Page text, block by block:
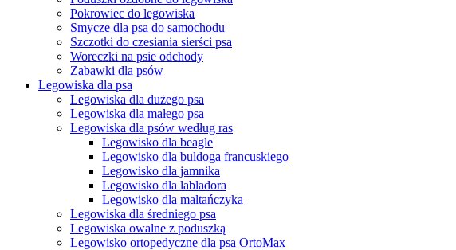
Pokrowiec do legowiska
Smycze dla psa do samochodu
Szczotki do czesiania sierści psa
Woreczki na psie odchody
Zabawki dla psów
Legowiska dla psa
Legowiska dla dużego psa
Legowiska dla małego psa
Legowiska dla psów według ras
Legowisko dla beagle
Legowisko dla buldoga francuskiego
Legowisko dla jamnika
Legowisko dla labladora
Legowisko dla maltańczyka
Legowiska dla średniego psa
Legowiska owalne z poduszką
Legowisko ortopedyczne dla psa OrtoMax